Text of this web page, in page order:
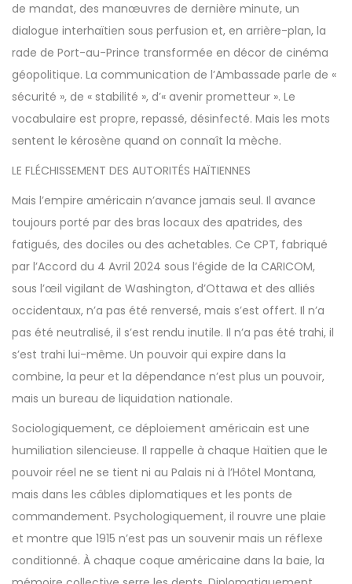
de mandat, des manœuvres de dernière minute, un
dialogue interhaïtien sous perfusion et, en arrière-plan, la
rade de Port-au-Prince transformée en décor de cinéma
géopolitique. La communication de l’Ambassade parle de «
sécurité », de « stabilité », d’« avenir prometteur ». Le
vocabulaire est propre, repassé, désinfecté. Mais les mots
sentent le kérosène quand on connaît la mèche.
LE FLÉCHISSEMENT DES AUTORITÉS HAÏTIENNES
Mais l’empire américain n’avance jamais seul. Il avance
toujours porté par des bras locaux des apatrides, des
fatigués, des dociles ou des achetables. Ce CPT, fabriqué
par l’Accord du 4 Avril 2024 sous l’égide de la CARICOM,
sous l’œil vigilant de Washington, d’Ottawa et des alliés
occidentaux, n’a pas été renversé, mais s’est offert. Il n’a
pas été neutralisé, il s’est rendu inutile. Il n’a pas été trahi, il
s’est trahi lui-même. Un pouvoir qui expire dans la
combine, la peur et la dépendance n’est plus un pouvoir,
mais un bureau de liquidation nationale.
Sociologiquement, ce déploiement américain est une
humiliation silencieuse. Il rappelle à chaque Haïtien que le
pouvoir réel ne se tient ni au Palais ni à l’Hôtel Montana,
mais dans les câbles diplomatiques et les ponts de
commandement. Psychologiquement, il rouvre une plaie
et montre que 1915 n’est pas un souvenir mais un réflexe
conditionné. À chaque coque américaine dans la baie, la